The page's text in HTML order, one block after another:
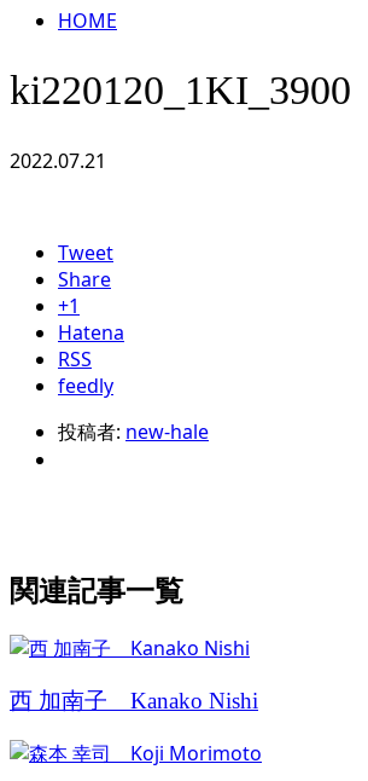
HOME
ki220120_1KI_3900
2022.07.21
Tweet
Share
+1
Hatena
RSS
feedly
投稿者: new-hale
関連記事一覧
西 加南子 Kanako Nishi